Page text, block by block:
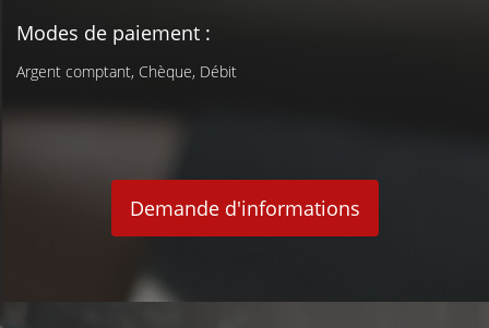
Modes de paiement :
Argent comptant, Chèque, Débit
Demande d'informations